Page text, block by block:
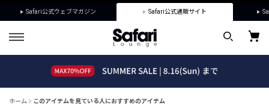
Safari公式ウェブマガジン Safari公式通販サイト
ホーム このアイテムを見ている人におすすめのアイテム